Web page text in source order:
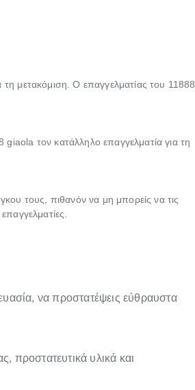
τη μετακόμιση. Ο επαγγελματίας του 11888
τον κατάλληλο επαγγελματία για τη
τους, πιθανόν να μη μπορείς να τις
να προστατέψεις εύθραυστα
προστατευτικά υλικά και